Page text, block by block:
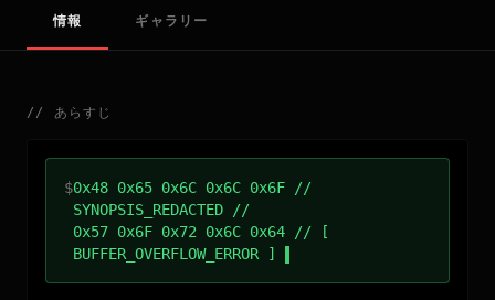
情報 ギャラリー
// あらすじ
$0x48 0x65 0x6C 0x6C 0x6F //
SYNOPSIS_REDACTED //
0x57 0x6F 0x72 0x6C 0x64 // [
BUFFER_OVERFLOW_ERROR ]